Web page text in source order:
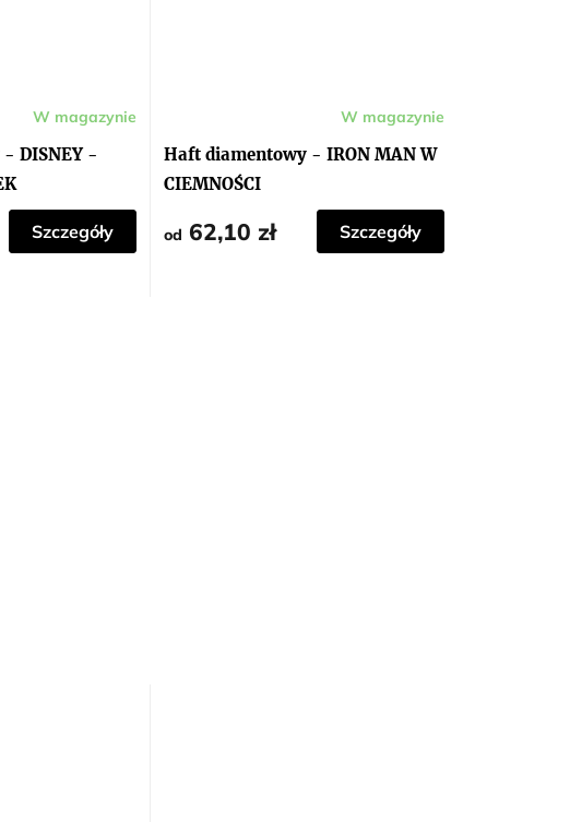
DISNEY -
W magazynie
Szczegóły
Haft diamentowy - IRON MAN W
CIEMNOŚCI
W magazynie
od 62,10 zł Szczegóły